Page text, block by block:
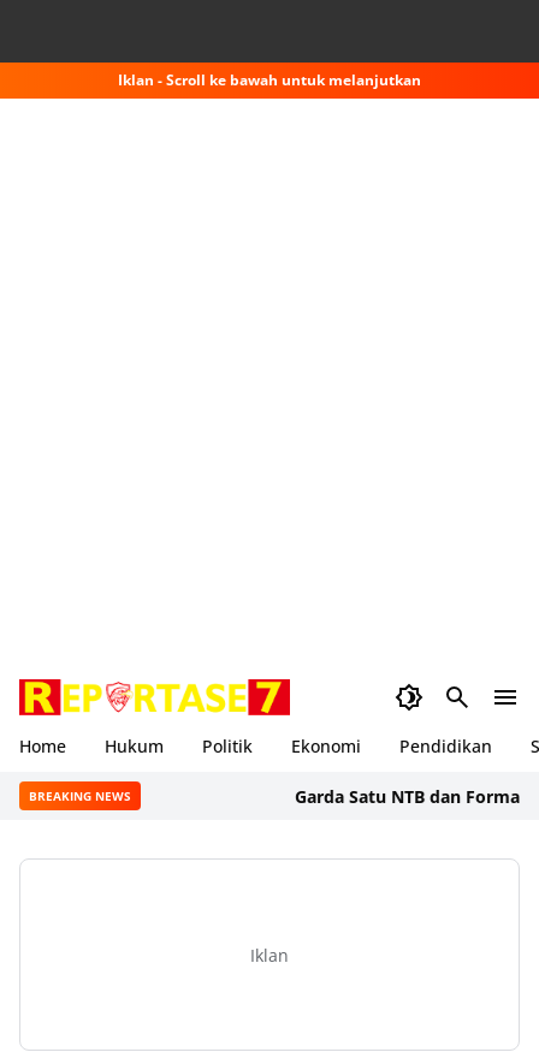
Iklan - Scroll ke bawah untuk melanjutkan
Home Hukum Politik Ekonomi Pendidikan
BREAKING NEWS Garda Satu NTB dan Formal BSS
Iklan